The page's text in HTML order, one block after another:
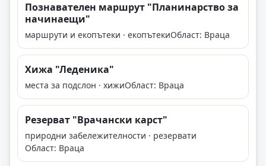
Познавателен маршрут "Планинарство за
начинаещи"
маршрути и екопътеки · екопътекиОбласт: Враца
Хижа "Леденика"
места за подслон · хижиОбласт: Враца
Резерват "Врачански карст"
природни забележителности · резервати
Област: Враца